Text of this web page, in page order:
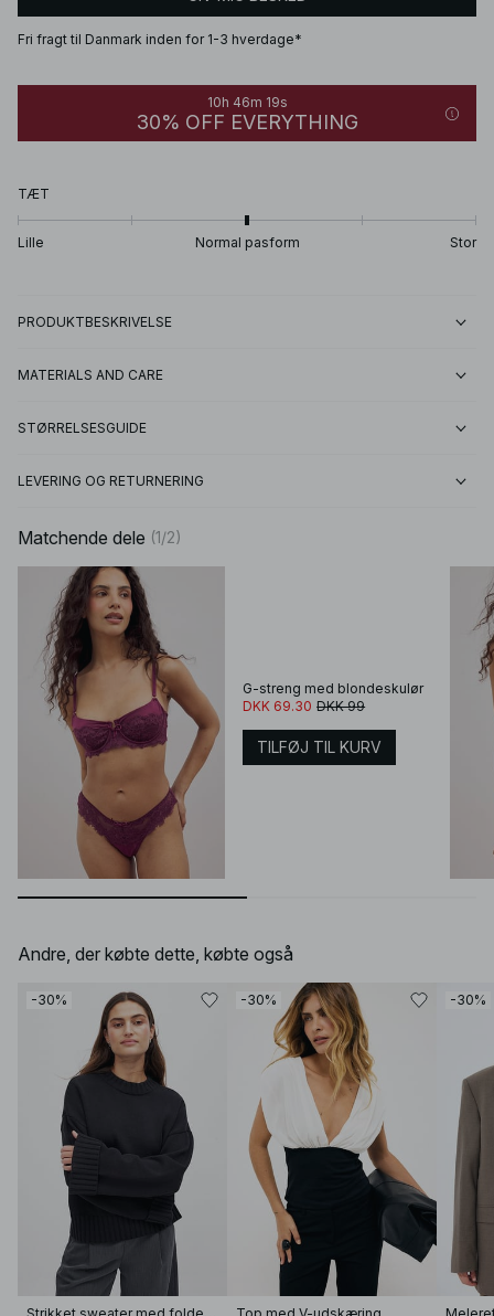
Fri fragt til Danmark inden for 1-3 hverdage*
10h 46m 19s
30% OFF EVERYTHING
TÆT
Lille Normal pasform Stor
PRODUKTBESKRIVELSE
MATERIALS AND CARE
STØRRELSESGUIDE
LEVERING OG RETURNERING
Matchende dele (1/2)
G-streng med blondeskulør
DKK 69.30 DKK 99
TILFØJ TIL KURV
Andre, der købte dette, købte også
-30% -30% -30%